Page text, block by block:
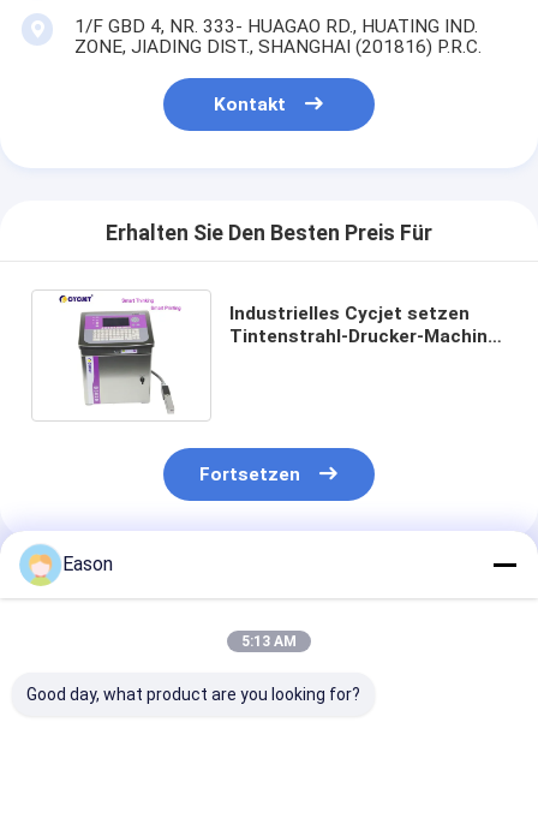
1/F GBD 4, NR. 333- HUAGAO RD., HUATING IND.
ZONE, JIADING DIST., SHANGHAI (201816) P.R.C.
Kontakt
Erhalten Sie Den Besten Preis Für
Industrielles Cycjet setzen
Tintenstrahl-Drucker-Machine
Fortsetzen
Empfohlene Produkte
Eason
5:13 AM
Good day, what product are you looking for?